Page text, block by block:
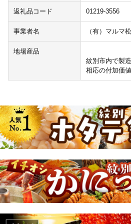
返礼品コード 01219-3556
事業者名 （有）マルマ
地場産品
紋別市内で製
相応の付加価